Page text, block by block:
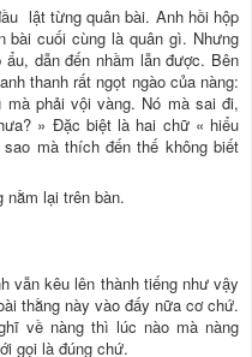
lật từng quân bài. Anh hồi hộp
bài cuối cùng là quân gì. Nhưng
dẫn đến nhầm lẫn được. Bên
thanh rất ngọt ngào của nàng:
phải vội vàng. Nó mà sai đi,
» Đặc biệt là hai chữ « hiểu
mà thích đến thế không biết
nằm lại trên bàn.
vẫn kêu lên thành tiếng như vậy
thằng này vào đấy nữa cơ chứ.
về nàng thì lúc nào mà nàng
gọi là đúng chứ.